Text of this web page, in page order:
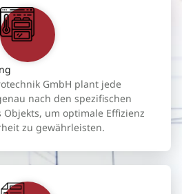
GmbH plant jede
nach den spezifischen
um optimale Effizienz
zu gewährleisten.